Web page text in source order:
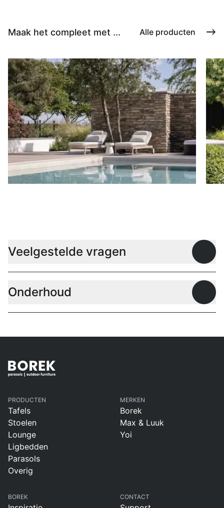
Maak het compleet met ... Alle producten
Veelgestelde vragen
Onderhoud
PRODUCTEN
Tafels
Stoelen
Lounge
Ligbedden
Parasols
Overig
MERKEN
Borek
Max & Luuk
Yoi
BOREK CONTACT